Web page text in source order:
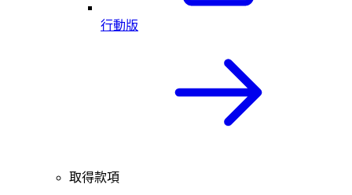
行動版
取得款項